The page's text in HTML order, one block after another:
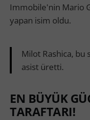
Immobile'nin Mario
yapan isim oldu.
Milot Rashica, bu
asist üretti.
EN BÜYÜK
TARAFTARI!